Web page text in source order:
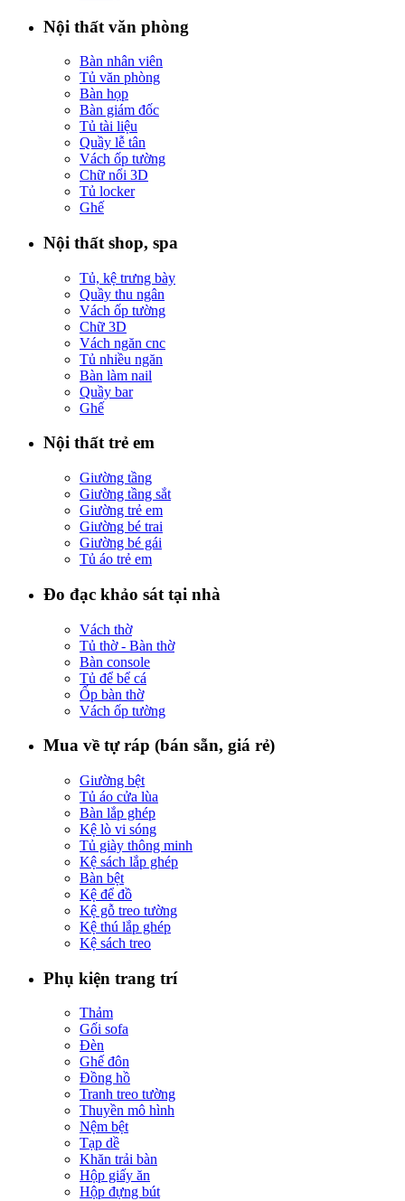
Nội thất văn phòng
Bàn nhân viên
Tủ văn phòng
Bàn họp
Bàn giám đốc
Tủ tài liệu
Quầy lễ tân
Vách ốp tường
Chữ nổi 3D
Tủ locker
Ghế
Nội thất shop, spa
Tủ, kệ trưng bày
Quầy thu ngân
Vách ốp tường
Chữ 3D
Vách ngăn cnc
Tủ nhiều ngăn
Bàn làm nail
Quầy bar
Ghế
Nội thất trẻ em
Giường tầng
Giường tầng sắt
Giường trẻ em
Giường bé trai
Giường bé gái
Tủ áo trẻ em
Đo đạc khảo sát tại nhà
Vách thờ
Tủ thờ - Bàn thờ
Bàn console
Tủ để bể cá
Ốp bàn thờ
Vách ốp tường
Mua về tự ráp (bán sẵn, giá rẻ)
Giường bệt
Tủ áo cửa lùa
Bàn lắp ghép
Kệ lò vi sóng
Tủ giày thông minh
Kệ sách lắp ghép
Bàn bệt
Kệ để đồ
Kệ gỗ treo tường
Kệ thú lắp ghép
Kệ sách treo
Phụ kiện trang trí
Thảm
Gối sofa
Đèn
Ghế đôn
Đồng hồ
Tranh treo tường
Thuyền mô hình
Nệm bệt
Tạp dề
Khăn trải bàn
Hộp giấy ăn
Hộp đựng bút